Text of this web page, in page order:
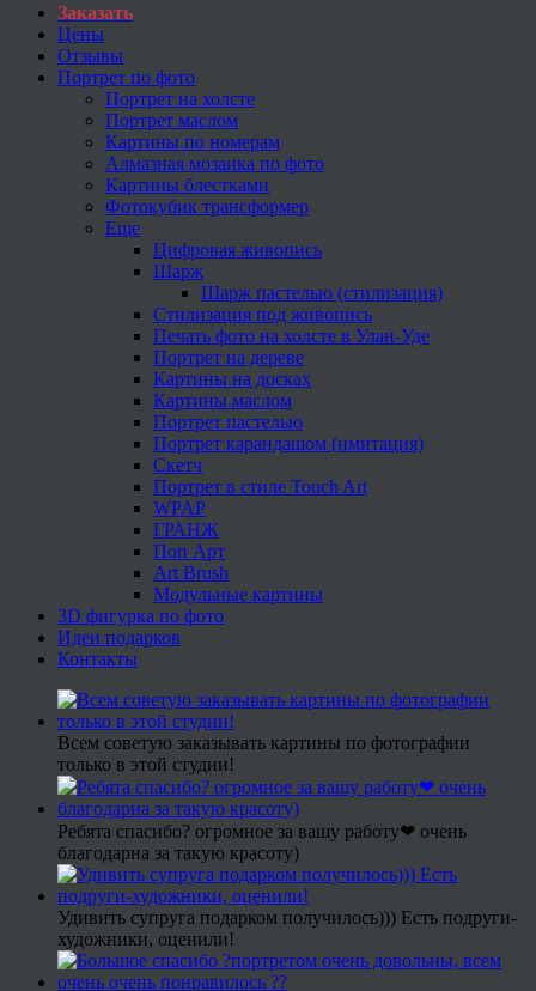
Заказать
Цены
Отзывы
Портрет по фото
Портрет на холсте
Портрет маслом
Картины по номерам
Алмазная мозаика по фото
Картины блестками
Фотокубик трансформер
Еще
Цифровая живопись
Шарж
Шарж пастелью (стилизация)
Стилизация под живопись
Печать фото на холсте в Улан-Уде
Портрет на дереве
Картины на досках
Картины маслом
Портрет пастелью
Портрет карандашом (имитация)
Скетч
Портрет в стиле Touch Art
WPAP
ГРАНЖ
Поп Арт
Art Brush
Модульные картины
3D фигурка по фото
Идеи подарков
Контакты
Всем советую заказывать картины по фотографии
только в этой студии!
Ребята спасибо? огромное за вашу работу❤ очень
благодарна за такую красоту)
Удивить супруга подарком получилось))) Есть подруги-
художники, оценили!